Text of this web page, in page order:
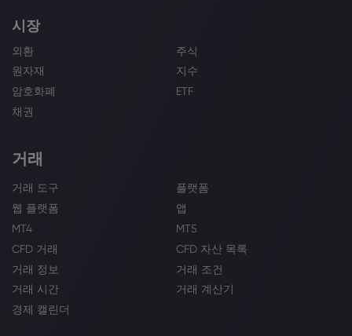
시장
외환
주식
원자재
지수
암호화폐
ETF
채권
거래
거래 도구
플랫폼
웹 플랫폼
앱
MT4
MT5
CFD 거래
CFD 자산 목록
거래 정보
거래 조건
거래 시간
거래 계산기
경제 캘린더